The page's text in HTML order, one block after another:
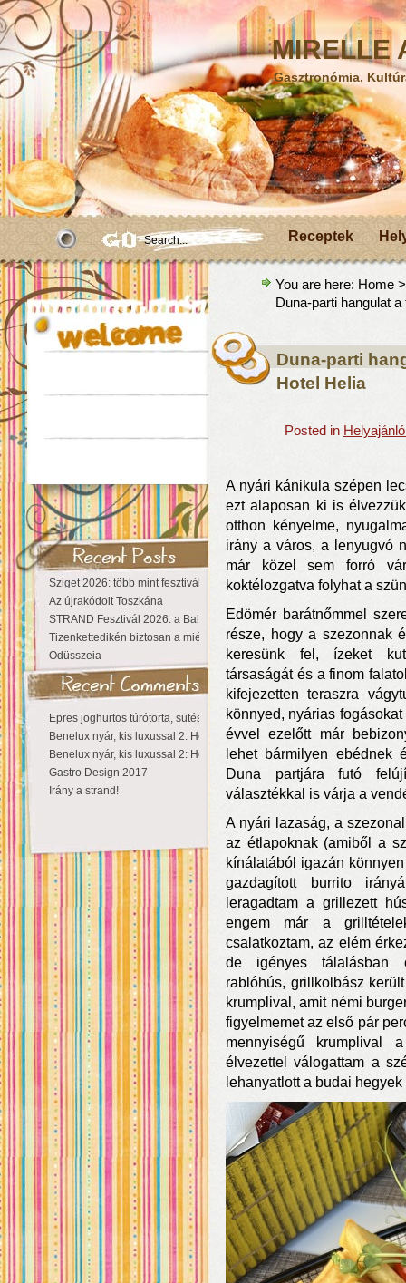
MIRELLE
Gasztronómia.
Receptek
Sziget 2026: több mint fesztivál, egy városnyi élmény
Az újrakódolt Toszkána
STRAND Fesztivál 2026: a Balaton partján a nyár még tart!
Tizenkettedikén biztosan a miénk a Sziget!
Odüsszeia
Epres joghurtos túrótorta, sütés nélkül
Benelux nyár, kis luxussal 2: Hollandia
Benelux nyár, kis luxussal 2: Hollandia
Gastro Design 2017
Irány a strand!
You are here: Home
Duna-parti hangulat
Duna-parti
Hotel Helia
Posted in
A nyári kánikula szépen
ezt alaposan ki is
otthon kényelme,
irány a város, a lenyugvó
már közel sem forró
koktélozgatva folyhat a
Edömér barátnőmmel
része, hogy a szezonnak
keresünk fel, ízeket
társaságát és a finom
kifejezetten teraszra
könnyed, nyárias
évvel ezelőtt már
lehet bármilyen ebédnek
Duna partjára futó
választékkal is várja a
A nyári lazaság, a
az étlapoknak (amiből a
kínálatából igazán
gazdagított burrito
leragadtam a grillezett
engem már a
csalatkoztam, az elém
de igényes tálalásban
rablóhús, grillkolbász
krumplival, amit némi
figyelmemet az első pár
mennyiségű krumplival
élvezettel válogattam a
lehanyatlott a budai hegyek